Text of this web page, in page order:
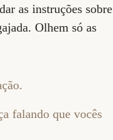
as instruções sobre
Olhem só as
falando que vocês